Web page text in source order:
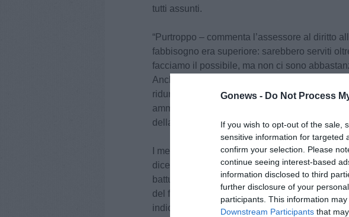
Gonews - Do Not Process
If you wish to opt-out of the sale,
sensitive information for targeted
confirm your selection. Please
continue seeing interest-based
information disclosed to third
further disclosure of your
participants. This information
Downstream Participants that
tutti assunti.
“Purtroppo – commenta l’assessore al diritto
fabbisogno era superiore: sarebbero serviti
facciamo il possibile, ma non ci sono
Anche per questo la Regione sta battendo in
ridurre i carichi dei pronto soccorsi, come gli
ammissione sperimentate in più aziende o il
della sanità territoriale.
I medici con specializzazione entreranno in
dicembre ed ugualmente gli specializzandi
battuta la collocazione proposta.
del fabbisogno delle singole aziende e
indicata dal medico. L’intenzione è quella di